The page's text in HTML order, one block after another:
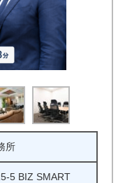
所
5 BIZ SMART